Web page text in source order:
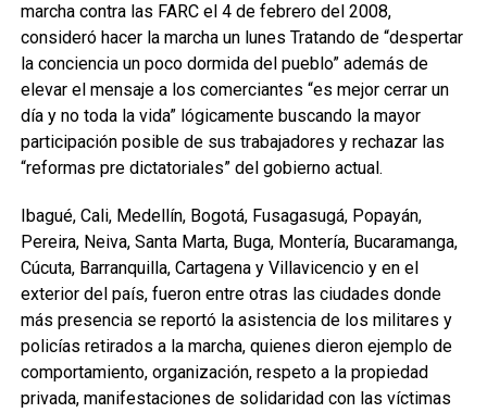
marcha contra las FARC el 4 de febrero del 2008,
consideró hacer la marcha un lunes Tratando de “despertar
la conciencia un poco dormida del pueblo” además de
elevar el mensaje a los comerciantes “es mejor cerrar un
día y no toda la vida” lógicamente buscando la mayor
participación posible de sus trabajadores y rechazar las
“reformas pre dictatoriales” del gobierno actual.
Ibagué, Cali, Medellín, Bogotá, Fusagasugá, Popayán,
Pereira, Neiva, Santa Marta, Buga, Montería, Bucaramanga,
Cúcuta, Barranquilla, Cartagena y Villavicencio y en el
exterior del país, fueron entre otras las ciudades donde
más presencia se reportó la asistencia de los militares y
policías retirados a la marcha, quienes dieron ejemplo de
comportamiento, organización, respeto a la propiedad
privada, manifestaciones de solidaridad con las víctimas